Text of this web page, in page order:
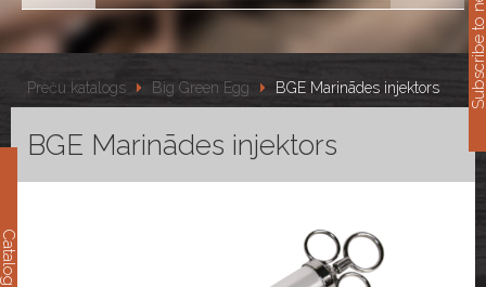
Catalog
Preču katalogs Big Green Egg BGE Marinādes injektors
BGE Marinādes injektors